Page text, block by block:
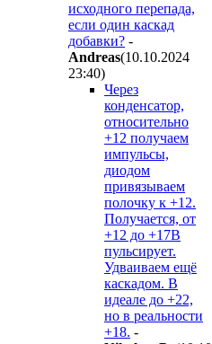
исходного перепада,
если один каскад
добавки? -
Andreas(10.10.2024
23:40)
Через
конденсатор,
относительно
+12 получаем
импульсы,
диодом
привязываем
полочку к +12.
Получается, от
+12 до +17В
пульсирует.
Удваиваем ещё
каскадом. В
идеале до +22,
но в реальности
+18. -